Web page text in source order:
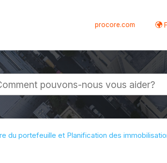
procore.com
globale
du portefeuille et Planification des